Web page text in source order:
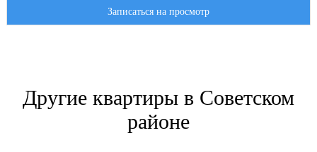
Записаться на просмотр
Другие квартиры в Советском
районе